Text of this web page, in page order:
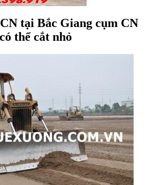
tại Bắc Giang cụm CN
thể cắt nhỏ